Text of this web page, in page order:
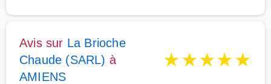
Avis sur La Brioche
Chaude (SARL) à
AMIENS
★★★★★